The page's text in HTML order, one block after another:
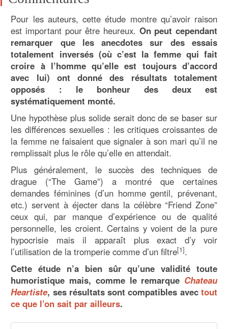
Pour les auteurs, cette étude montre qu’avoir raison
est important pour être heureux. On peut cependant
remarquer que les anecdotes sur des essais
totalement inversés (où c’est la femme qui fait
croire à l’homme qu’elle est toujours d’accord
avec lui) ont donné des résultats totalement
opposés : le bonheur des deux est
systématiquement monté.
Une hypothèse plus solide serait donc de se baser sur
les différences sexuelles : les critiques croissantes de
la femme ne faisaient que signaler à son mari qu’il ne
remplissait plus le rôle qu’elle en attendait.
Plus généralement, le succès des techniques de
drague (“The Game”) a montré que certaines
demandes féminines (d’un homme gentil, prévenant,
etc.) servent à éjecter dans la célèbre “Friend Zone”
ceux qui, par manque d’expérience ou de qualité
personnelle, les croient. Certains y voient de la pure
hypocrisie mais il apparaît plus exact d’y voir
l’utilisation de la tromperie comme d’un filtre[1].
Cette étude n’a bien sûr qu’une validité toute
humoristique mais, comme le remarque Chateau
Heartiste, ses résultats sont compatibles avec tout
ce que l’on sait par ailleurs.